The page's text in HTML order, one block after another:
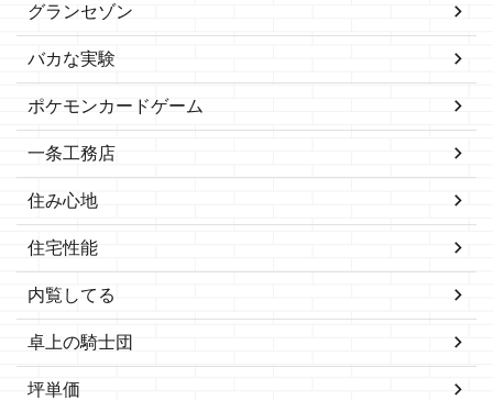
グランセゾン
バカな実験
ポケモンカードゲーム
一条工務店
住み心地
住宅性能
内覧してる
卓上の騎士団
坪単価